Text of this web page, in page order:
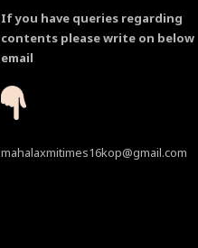
If you have queries regarding
contents please write on below
email
mahalaxmitimes16kop@gmail.com